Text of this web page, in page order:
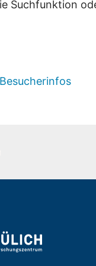
Suchfunktion